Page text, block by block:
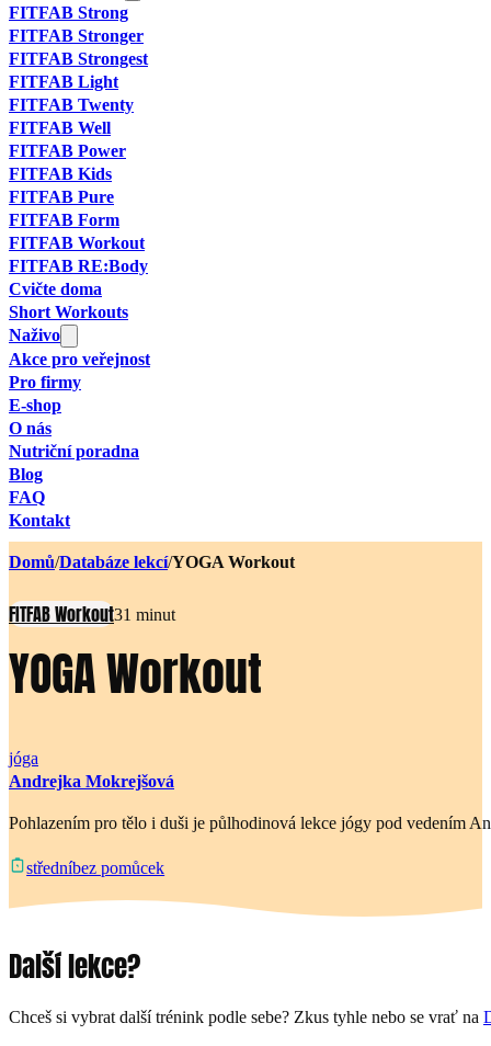
FITFAB Strong
FITFAB Stronger
FITFAB Strongest
FITFAB Light
FITFAB Twenty
FITFAB Well
FITFAB Power
FITFAB Kids
FITFAB Pure
FITFAB Form
FITFAB Workout
FITFAB RE:Body
Cvičte doma
Short Workouts
Naživo
Akce pro veřejnost
Pro firmy
E-shop
O nás
Nutriční poradna
Blog
FAQ
Kontakt
Domů/Databáze lekcí/YOGA Workout
FITFAB Workout31 minut
YOGA Workout
jóga
Andrejka Mokrejšová
Pohlazením pro tělo i duši je půlhodinová lekce jógy pod vedením
středníbez pomůcek
Další lekce?
Chceš si vybrat další trénink podle sebe? Zkus tyhle nebo se vrať na